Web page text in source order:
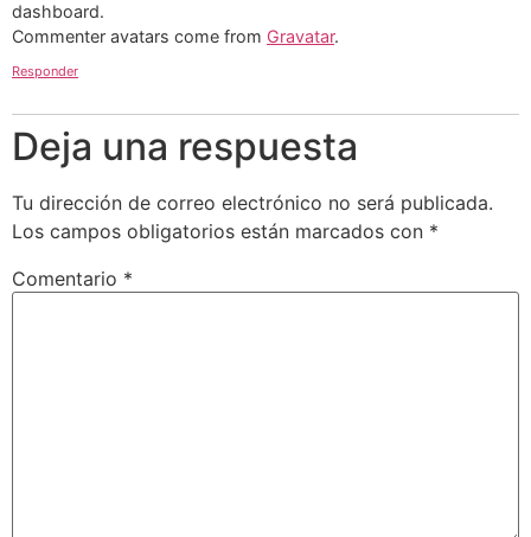
dashboard.
Commenter avatars come from Gravatar.
Responder
Deja una respuesta
Tu dirección de correo electrónico no será publicada.
Los campos obligatorios están marcados con *
Comentario *